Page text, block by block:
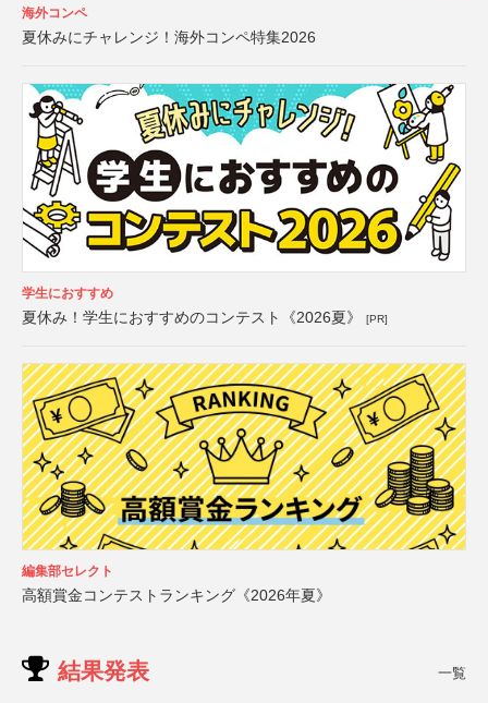
海外コンペ
夏休みにチャレンジ！海外コンペ特集2026
学生におすすめ
夏休み！学生におすすめのコンテスト《2026夏》 [PR]
編集部セレクト
高額賞金コンテストランキング《2026年夏》
結果発表 一覧